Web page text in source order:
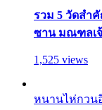
รวม 5 วัดสำ
ซาน มณฑลเจ้
1,525 views
หนานไห่กวน